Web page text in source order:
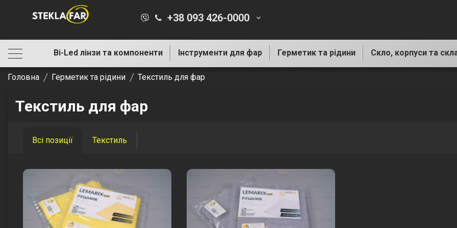
+38 093 426-0000 keyboard_arrow_down
Bi-Led лінзи та компоненти Інструменти для фар Герметик та рідини Скло, корпуси та
Головна Герметик та рідини Текстиль для фар
Текстиль для фар
Всі позиції Текстиль